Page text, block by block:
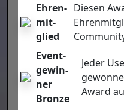
Ehren­
mit­
glied
Die­sen
Event­
ge­win­
ner
Bron­ze
Jeder
Award